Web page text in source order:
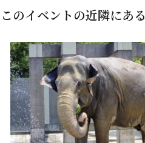
このイベントの近隣にある